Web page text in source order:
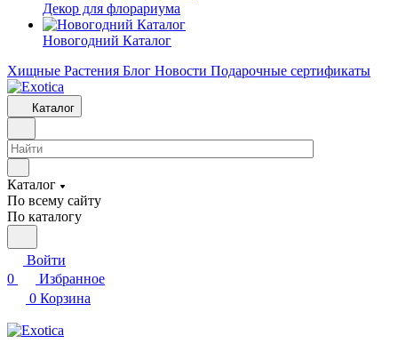
Декор для флорариума
Новогодний Каталог
Хищные Растения Блог Новости Подарочные сертификаты
Каталог
Каталог
По всему сайту
По каталогу
Войти
0
Избранное
0 Корзина